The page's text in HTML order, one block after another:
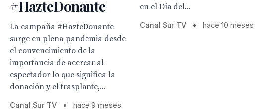
#HazteDonante
La campaña #HazteDonante
surge en plena pandemia desde
el convencimiento de la
importancia de acercar al
espectador lo que significa la
donación y el trasplante,...
Canal Sur TV • hace 9 meses
en el Día del...
Canal Sur TV • hace 10 meses